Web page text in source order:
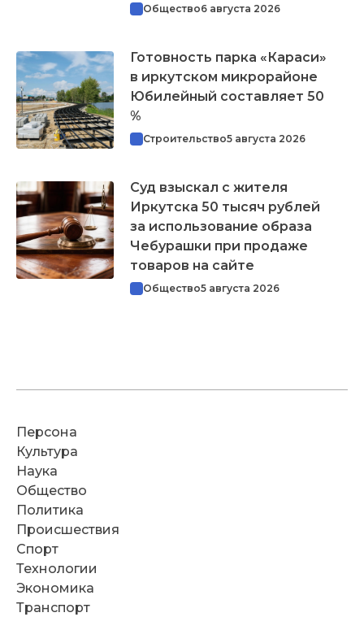
Общество6 августа 2026
Готовность парка «Караси»
в иркутском микрорайоне
Юбилейный составляет 50
%
Строительство5 августа 2026
Суд взыскал с жителя
Иркутска 50 тысяч рублей
за использование образа
Чебурашки при продаже
товаров на сайте
Общество5 августа 2026
Персона
Культура
Наука
Общество
Политика
Происшествия
Спорт
Технологии
Экономика
Транспорт